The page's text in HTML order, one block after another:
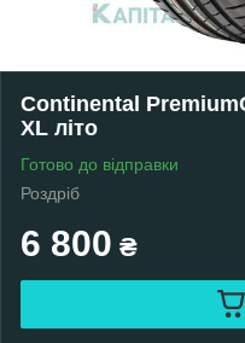
Continental
XL літо
Готово до відправки
Роздріб
6 800 ₴